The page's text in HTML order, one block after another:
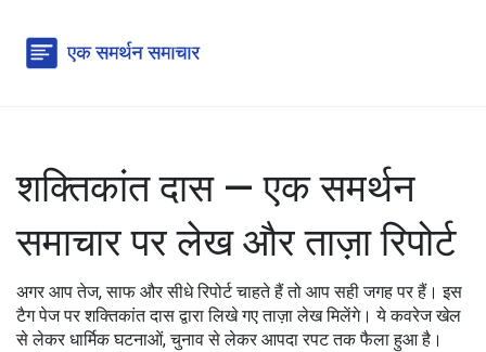
शक्तिकांत दास — एक समर्थन
समाचार पर लेख और ताज़ा रिपोर्ट
अगर आप तेज, साफ और सीधे रिपोर्ट चाहते हैं तो आप सही जगह पर हैं। इस
टैग पेज पर शक्तिकांत दास द्वारा लिखे गए ताज़ा लेख मिलेंगे। ये कवरेज खेल
से लेकर धार्मिक घटनाओं, चुनाव से लेकर आपदा रपट तक फैला हुआ है।